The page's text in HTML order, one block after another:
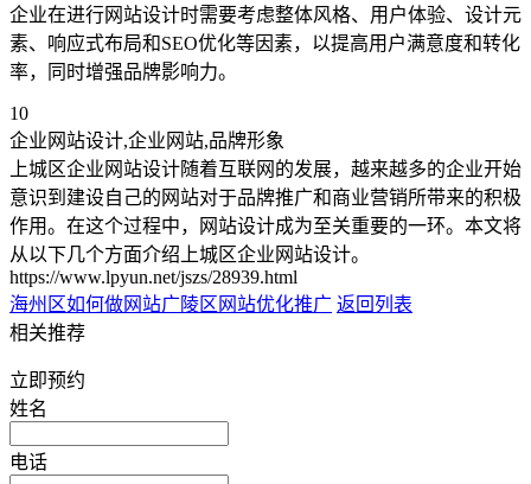
企业在进行网站设计时需要考虑整体风格、用户体验、设计元
素、响应式布局和SEO优化等因素，以提高用户满意度和转化
率，同时增强品牌影响力。
10
企业网站设计,企业网站,品牌形象
上城区企业网站设计随着互联网的发展，越来越多的企业开始
意识到建设自己的网站对于品牌推广和商业营销所带来的积极
作用。在这个过程中，网站设计成为至关重要的一环。本文将
从以下几个方面介绍上城区企业网站设计。
https://www.lpyun.net/jszs/28939.html
海州区如何做网站广陵区网站优化推广 返回列表
相关推荐
立即预约
姓名
电话